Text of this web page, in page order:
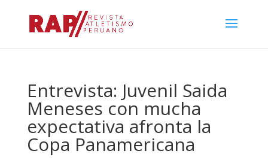
Entrevista: Juvenil Saida
Meneses con mucha
expectativa afronta la
Copa Panamericana